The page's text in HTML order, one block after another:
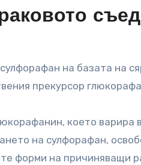
на базата на
прекурсор
което варира
на сулфорафан,
форми на причиняващи